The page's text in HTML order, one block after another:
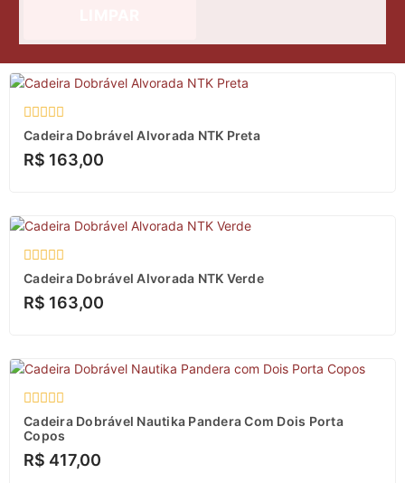
Esgotado
Avaliação
de
Cadeira Dobrável Alvorada NTK Preta
R$ 163,00
Avaliação
de
Cadeira Dobrável Alvorada NTK Verde
R$ 163,00
Avaliação
0
de
5
Cadeira Dobrável Nautika Pandera Com Dois Porta
Copos
R$ 417,00